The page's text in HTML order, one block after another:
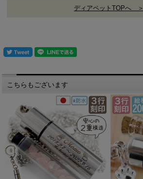
ディアペットTOPへ ＞
こちらもございます